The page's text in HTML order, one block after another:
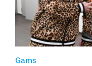
Gams